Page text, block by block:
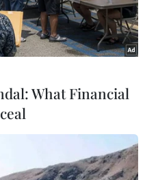
What Financial